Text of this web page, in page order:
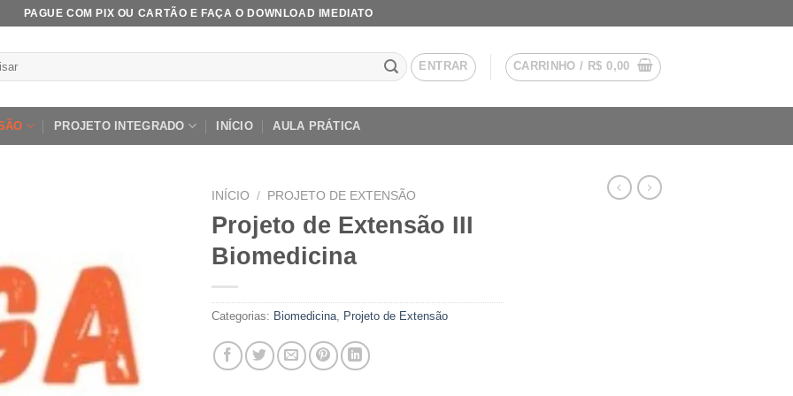
PAGUE COM PIX OU CARTÃO E FAÇA O DOWNLOAD IMEDIATO
ENTRAR CARRINHO / R$ 0,00
PROJETO INTEGRADO INÍCIO AULA PRÁTICA
INÍCIO / PROJETO DE EXTENSÃO
Projeto de Extensão III
Biomedicina
Categorias: Biomedicina Projeto de Extensão